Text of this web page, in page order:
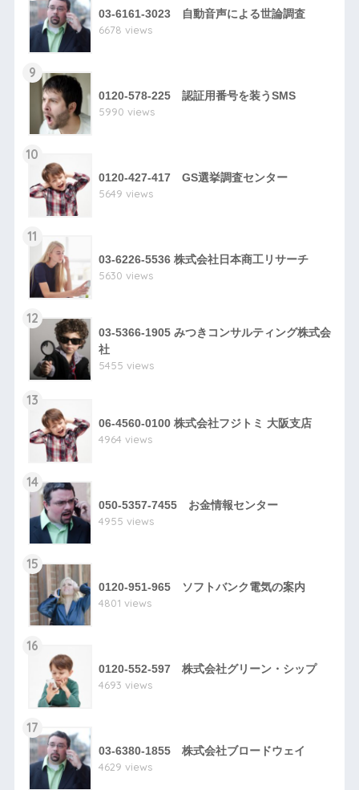
03-6161-3023 自動音声による世論調査
6678 views
9
0120-578-225 認証用番号を装うSMS
5990 views
10
0120-427-417 GS選挙調査センター
5649 views
11
03-6226-5536 株式会社日本商工リサーチ
5630 views
12
03-5366-1905 みつきコンサルティング株式会
社
5455 views
13
06-4560-0100 株式会社フジトミ 大阪支店
4964 views
14
050-5357-7455 お金情報センター
4955 views
15
0120-951-965 ソフトバンク電気の案内
4801 views
16
0120-552-597 株式会社グリーン・シップ
4693 views
17
03-6380-1855 株式会社ブロードウェイ
4629 views